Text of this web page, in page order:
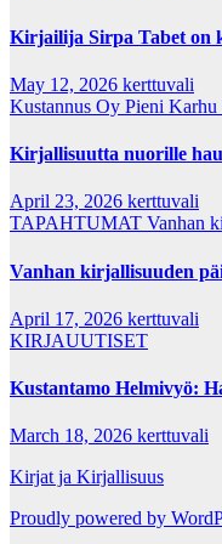
Kirjailija Sirpa Tabet on
May 12, 2026 kerttuvali
Kustannus Oy Pieni Karhu
Kirjallisuutta nuorille
April 23, 2026 kerttuvali
TAPAHTUMAT Vanhan
Vanhan kirjallisuuden
April 17, 2026 kerttuvali
KIRJAUUTISET
Kustantamo Helmivyö:
March 18, 2026 kerttuvali
Kirjat ja Kirjallisuus
Proudly powered by